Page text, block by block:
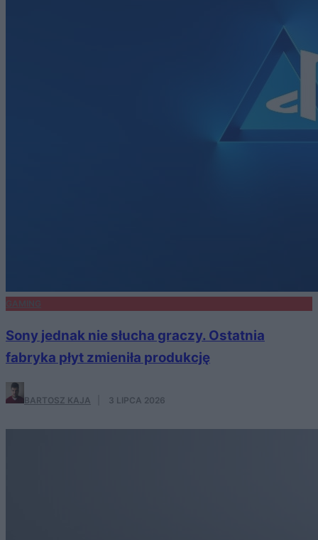
Sony jednak nie słucha graczy. Ostatnia
fabryka płyt zmieniła produkcję
BARTOSZ KAJA 3 LIPCA 2026